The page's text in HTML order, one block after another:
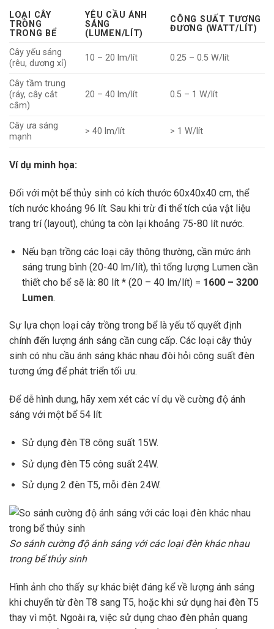
LOẠI CÂY
TRỒNG
TRONG BỂ
YÊU CẦU ÁNH
SÁNG
(LUMEN/LÍT)
CÔNG SUẤT TƯƠNG
ĐƯƠNG (WATT/LÍT)
Cây yếu sáng
(rêu, dương xỉ)
10 – 20 lm/lít 0.25 – 0.5 W/lít
Cây tầm trung
(ráy, cây cắt
cắm)
20 – 40 lm/lít 0.5 – 1 W/lít
Cây ưa sáng
mạnh
> 40 lm/lít > 1 W/lít
Ví dụ minh họa:
Đối với một bể thủy sinh có kích thước 60x40x40 cm, thể
tích nước khoảng 96 lít. Sau khi trừ đi thể tích của vật liệu
trang trí (layout), chúng ta còn lại khoảng 75-80 lít nước.
Nếu bạn trồng các loại cây thông thường, cần mức ánh
sáng trung bình (20-40 lm/lít), thì tổng lượng Lumen cần
thiết cho bể sẽ là: 80 lít * (20 – 40 lm/lít) = 1600 – 3200
Lumen.
Sự lựa chọn loại cây trồng trong bể là yếu tố quyết định
chính đến lượng ánh sáng cần cung cấp. Các loại cây thủy
sinh có nhu cầu ánh sáng khác nhau đòi hỏi công suất đèn
tương ứng để phát triển tối ưu.
Để dễ hình dung, hãy xem xét các ví dụ về cường độ ánh
sáng với một bể 54 lít:
Sử dụng đèn T8 công suất 15W.
Sử dụng đèn T5 công suất 24W.
Sử dụng 2 đèn T5, mỗi đèn 24W.
So sánh cường độ ánh sáng với các loại đèn khác nhau
trong bể thủy sinh
Hình ảnh cho thấy sự khác biệt đáng kể về lượng ánh sáng
khi chuyển từ đèn T8 sang T5, hoặc khi sử dụng hai đèn T5
thay vì một. Ngoài ra, việc sử dụng chao đèn phản quang